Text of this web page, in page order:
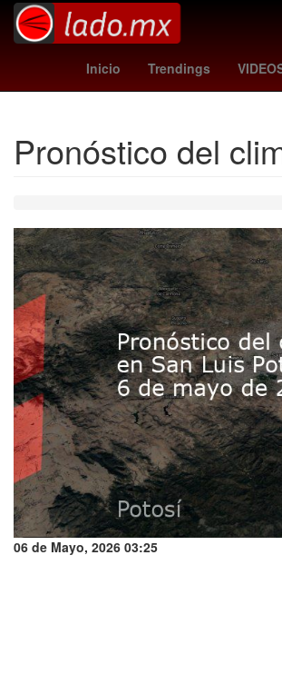
Inicio Trendings
Evangelio de hoy
Pronóstico del
06 de Mayo, 2026 03:25